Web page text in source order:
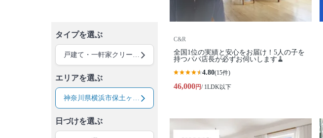
タイプを選ぶ
エリアを選ぶ
日づけを選ぶ
C&R
全国1位の実績と安心をお届け！5人の子を
持つパパ店長が必ずお伺いします🧹
4.80(15件)
46,000円/ 1LDK以下